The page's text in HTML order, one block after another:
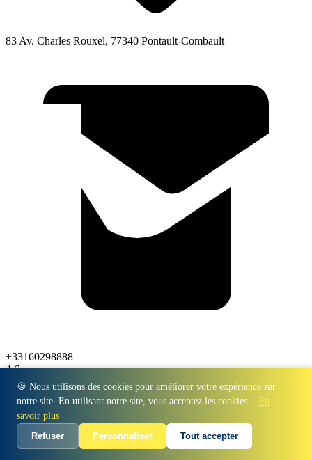
🍪 Nous utilisons des cookies pour améliorer votre expérience sur
notre site. En utilisant notre site, vous acceptez les cookies.
En
savoir plus
Refuser
Personnaliser Tout accepter
83 Av. Charles Rouxel, 77340 Pontault-Combault
+33160298888
4.6